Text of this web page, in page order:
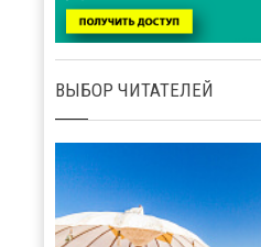
ВЫБОР ЧИТАТЕЛЕЙ